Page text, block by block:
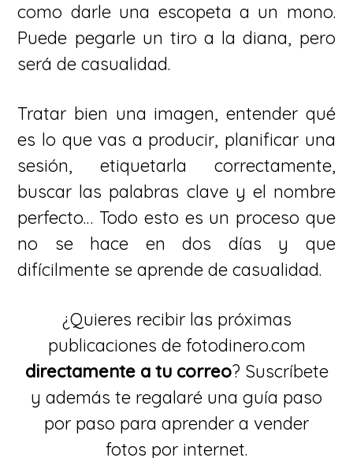
como darle una escopeta a un mono.
Puede pegarle un tiro a la diana, pero
será de casualidad.
Tratar bien una imagen, entender qué
es lo que vas a producir, planificar una
sesión, etiquetarla correctamente,
buscar las palabras clave y el nombre
perfecto… Todo esto es un proceso que
no se hace en dos días y que
difícilmente se aprende de casualidad.
¿Quieres recibir las próximas
publicaciones de fotodinero.com
directamente a tu correo? Suscríbete
y además te regalaré una guía paso
por paso para aprender a vender
fotos por internet.